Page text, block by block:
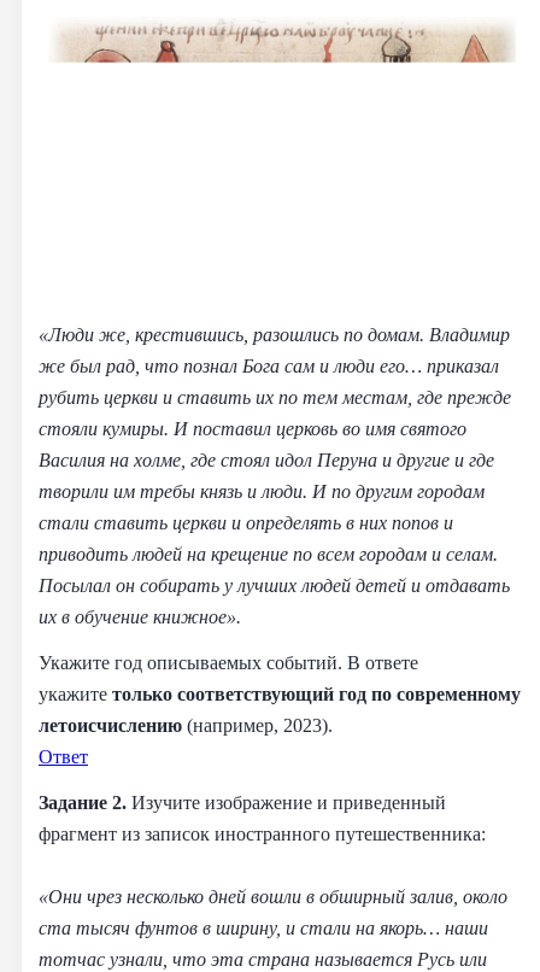
«Люди же, крестившись, разошлись по домам. Владимир
же был рад, что познал Бога сам и люди его… приказал
рубить церкви и ставить их по тем местам, где прежде
стояли кумиры. И поставил церковь во имя святого
Василия на холме, где стоял идол Перуна и другие и где
творили им требы князь и люди. И по другим городам
стали ставить церкви и определять в них попов и
приводить людей на крещение по всем городам и селам.
Посылал он собирать у лучших людей детей и отдавать
их в обучение книжное».
Укажите год описываемых событий. В ответе
укажите только соответствующий год по современному
летоисчислению (например, 2023).
Ответ
Задание 2. Изучите изображение и приведенный
фрагмент из записок иностранного путешественника:
«Они чрез несколько дней вошли в обширный залив, около
ста тысяч фунтов в ширину, и стали на якорь… наши
тотчас узнали, что эта страна называется Русь или